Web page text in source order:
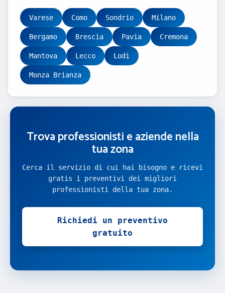
Varese Como Sondrio Milano
Bergamo Brescia Pavia Cremona
Mantova Lecco Lodi
Monza Brianza
Trova professionisti e aziende nella
tua zona
Cerca il servizio di cui hai bisogno e ricevi
gratis i preventivi dei migliori
professionisti della tua zona.
Richiedi un preventivo
gratuito